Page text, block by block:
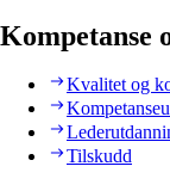
Kompetanse
Kvalitet og
Tilskudd